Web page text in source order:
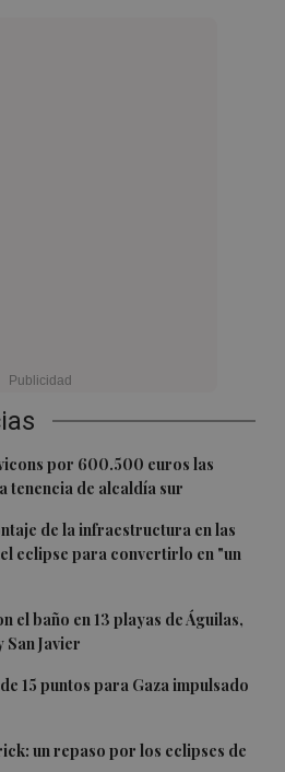
por 600.500 euros las
tenencia de alcaldía sur
de la infraestructura en las
eclipse para convertirlo en "un
el baño en 13 playas de Águilas,
Javier
15 puntos para Gaza impulsado
un repaso por los eclipses de